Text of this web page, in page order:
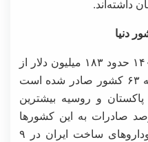
داشته‌اند.
احمدوند با بیان اینکه در سال ۱۴۰۳ حدود ۱۸۳ میلیون دلار از
محصولات نانوی ساخت ایران به ۶۳ کشور صادر شده است
پاکستان و روسیه بیشترین
دارند و بیش از ۷۰ درصد صادرات به این کشورها
اختصاص یافته است، گفت: نانوداروهای ساخت ایران در ۹